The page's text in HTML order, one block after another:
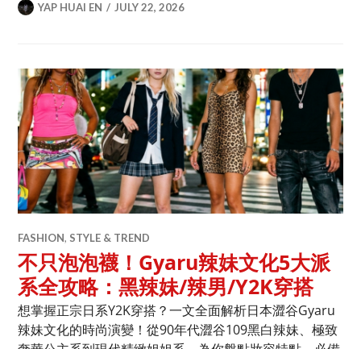
YAP HUAI EN JULY 22, 2026
FASHION, STYLE & TREND
不只泡泡襪！Gyaru辣妹文化5大派
系全攻略：黑辣妹/辣男/Y2K穿搭
想掌握正宗日系Y2K穿搭？一文全面解析日本澀谷Gyaru
辣妹文化的時尚演變！從90年代澀谷109黑白辣妹、極致